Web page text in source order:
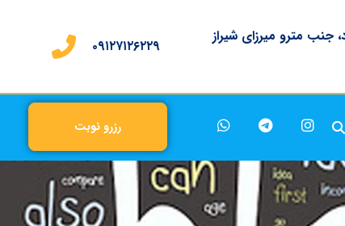
جنب مترو میرزای شیراز
۰۹۱۲۷۱۲۶۲۲۹
رزرو نوبت